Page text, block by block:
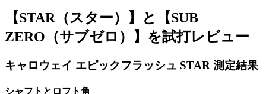
【STAR（スター）】と【SUB
ZERO（サブゼロ）】を試打レビュー
キャロウェイ エピックフラッシュ STAR 測定結果
シャフトとロフト角